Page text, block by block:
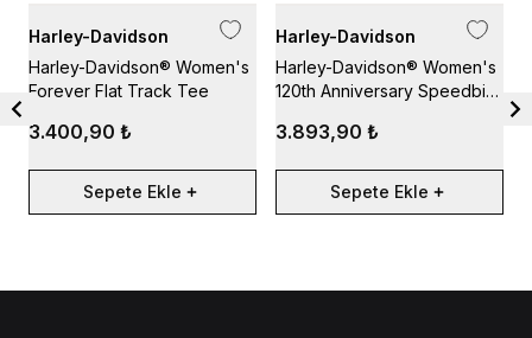
Harley-Davidson
Harley-Davidson® Women's
Forever Flat Track Tee
3.400,90 ₺
Sepete Ekle
Harley-Davidson
Harley-Davidson® Women's
120th Anniversary Speedbird
Merlot
3.893,90 ₺
Sepete Ekle